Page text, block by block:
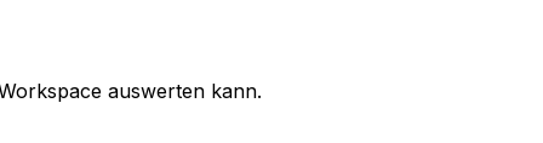
auswerten kann.